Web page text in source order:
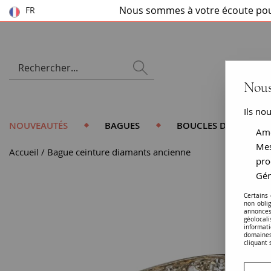
FR Nous sommes à votre écoute
NOUVEAUTÉS BAGUES BOUCLES D'OREILLES
Accueil Bague ceinture diamants ancienne
Ils
Certains
non
cliquant